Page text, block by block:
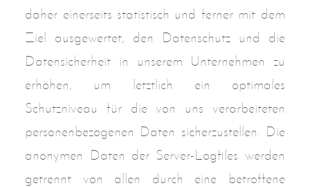
daher einerseits statistisch und ferner mit dem
Ziel ausgewertet, den Datenschutz und die
Datensicherheit in unserem Unternehmen zu
erhöhen, um letztlich ein optimales
Schutzniveau für die von uns verarbeiteten
personenbezogenen Daten sicherzustellen. Die
anonymen Daten der Server-Logfiles werden
getrennt von allen durch eine betroffene